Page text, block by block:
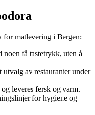
for matlevering i Bergen:
noen få tastetrykk, uten å
utvalg av restauranter under
leveres fersk og varm.
for hygiene og